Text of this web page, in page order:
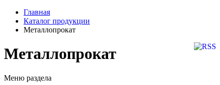
Главная
Каталог продукции
Металлопрокат
Металлопрокат
Меню раздела